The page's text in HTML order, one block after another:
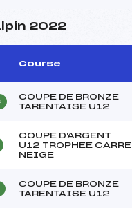
2022
Course
COUPE DE BRONZE
TARENTAISE U12
COUPE D'ARGENT
U12 TROPHEE CARRE
NEIGE
COUPE DE BRONZE
TARENTAISE U12